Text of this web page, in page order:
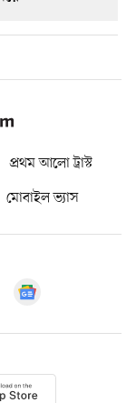
প্রথম আলো ট্রাস্ট
মোবাইল ভ্যাস